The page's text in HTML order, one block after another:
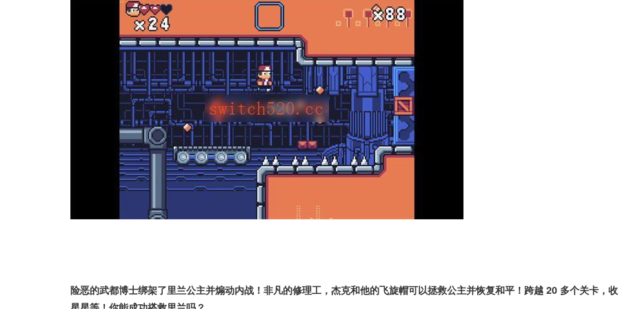
险恶的武都博士绑架了里兰公主并煽动内战！非凡的修理工，杰克和他的飞旋帽可以拯救公主并恢复和平！跨越 20 多个关卡，收